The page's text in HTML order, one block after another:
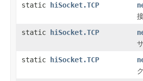
static hiSocket.TCP
static hiSocket.TCP
static hiSocket.TCP